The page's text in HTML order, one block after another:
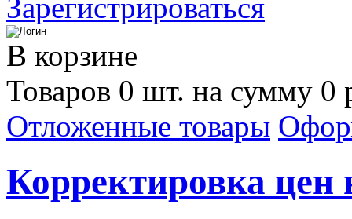
Зарегистрироваться
В корзине
Товаров 0 шт. на сумму 0
Отложенные товары
Корректировка цен